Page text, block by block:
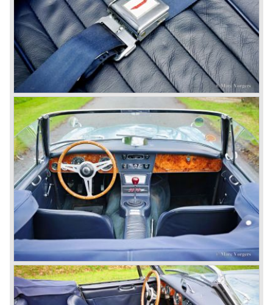
wordt uitgevoerd in de kleur metallic golden beige met een
zwart interieur. De stoelen worden voorzien van
imitatiechroom "piping". De foto hieronder toont zo'n
"Golden" Healey uit 1967.
In 1968 was het definitief gedaan met de productie van de
Austin Healey. In maart 1968 wordt er nog één
rechtsgestuurde Austin Healey 3000 MK phase 2
gebouwd. Wij zijn erg benieuwd voor wie deze
"nakomeling" werd gebouwd...
Heden ten dage is de Austin Healey één van de meest
populaire klassiekers. De prachtige vormgeving, het
karakter en de machtige motorblokken zullen altijd tot de
verbeelding blijven spreken.
© Marc Vorgers